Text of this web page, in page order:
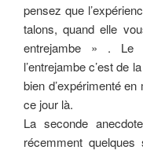
pensez que
talons, quand elle
entrejambe » . Le
l’entrejambe c’est de
bien d’expérimenté
ce jour là.
La seconde
récemment